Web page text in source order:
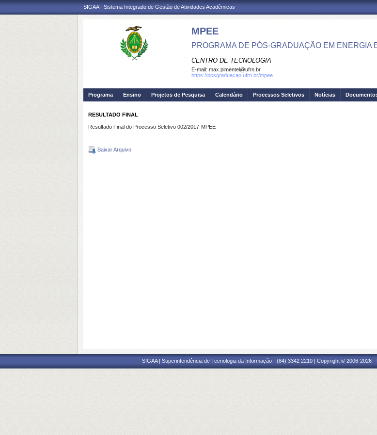
SIGAA - Sistema Integrado de Gestão de Atividades Acadêmicas
MPEE
PROGRAMA DE PÓS-GRADUAÇÃO EM ENERGIA
CENTRO DE TECNOLOGIA
E-mail: max.pimentel@ufrn.br
https://posgraduacao.ufrn.br/mpee
Programa Ensino Projetos de Pesquisa Calendário Processos Seletivos Notícias
RESULTADO FINAL
Resultado Final do Processo Seletivo 002/2017-MPEE
Baixar Arquivo
SIGAA | Superintendência de Tecnologia da Informação - (84) 3342 2210 | Copyright © 2006-2026